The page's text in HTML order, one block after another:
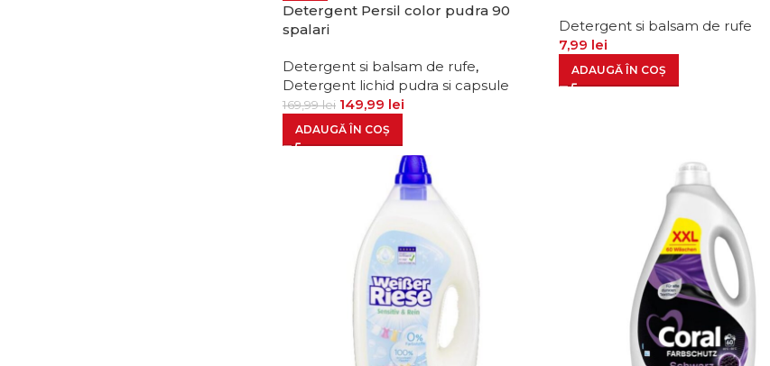
Detergent Persil color pudra 90
spalari
Detergent si balsam de rufe,
Detergent lichid pudra si capsule
169,99lei 149,99 lei
ADAUGĂ ÎN COȘ
Detergent si balsam de rufe
7,99 lei
ADAUGĂ ÎN COȘ